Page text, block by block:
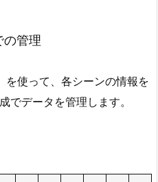
の管理
使って、各シーンの情報を
でデータを管理します。